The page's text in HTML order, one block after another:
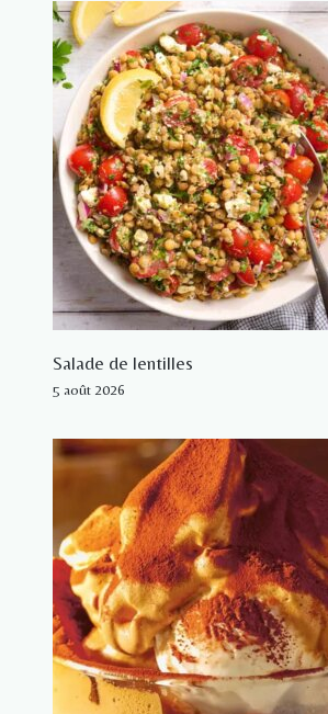
Salade de lentilles
5 août 2026